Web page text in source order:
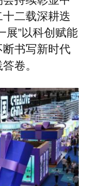
二载深耕迭
展”以科创赋能
书写新时代
卷。